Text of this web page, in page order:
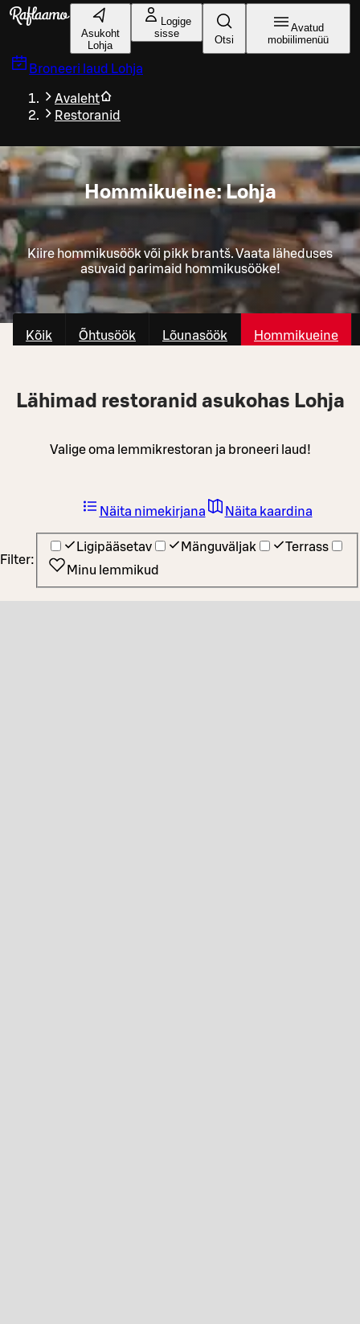
Liigu peamise sisu juurde
Asukoht
Lohja
Logige
sisse
Otsi
Avatud
mobiilimenüü
Broneeri laud Lohja
Avaleht
Restoranid
Hommikueine: Lohja
Kiire hommikusöök või pikk brantš. Vaata läheduses
asuvaid parimaid hommikusööke!
Kõik Õhtusöök Lõunasöök Hommikueine
Lähimad restoranid asukohas Lohja
Valige oma lemmikrestoran ja broneeri laud!
Filter:
Ligipääsetav Mänguväljak
Terrass
Minu lemmikud
Näita nimekirjana Näita kaardina